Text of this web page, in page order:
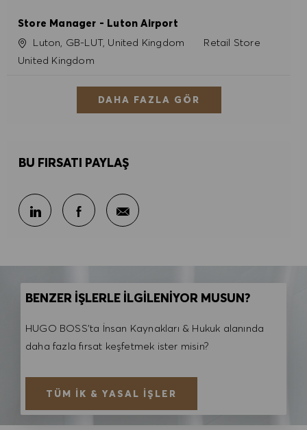
Store Manager - Luton Airport
KonumLuton, GB-LUT, United Kingdom Kategori
Retail Store
United Kingdom
DAHA FAZLA GÖR
BU FIRSATI PAYLAŞ
LinkedIn ile paylaş
Facebook ile paylaş
E-posta ile paylaş
BENZER İŞLERLE İLGİLENİYOR MUSUN?
HUGO BOSS'ta İnsan Kaynakları & Hukuk alanında
daha fazla fırsat keşfetmek ister misin?
TÜM İK & YASAL İŞLER